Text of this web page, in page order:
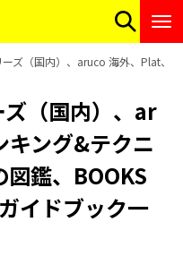
ズ（国内）、aruco 海外、Plat、
（国内）、ar
ング&テクニ
鑑、BOOKS
イドブック一